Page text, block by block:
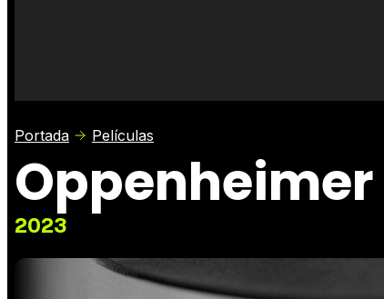
Portada Películas
Oppenheimer
2023